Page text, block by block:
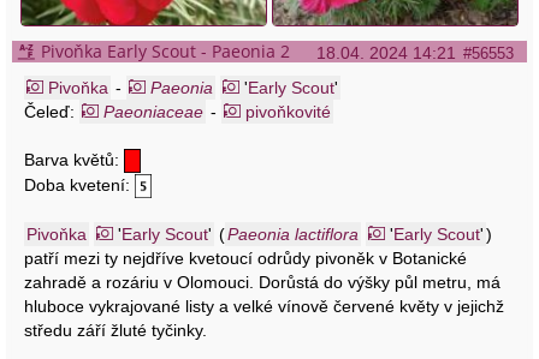
18.04. 2024 14:21 #56553
Pivoňka Early Scout - Paeonia 2
Pivoňka - Paeonia 'Early Scout'
Čeleď:
Paeoniaceae - pivoňkovité
Barva květů:
Doba kvetení:
Pivoňka 'Early Scout' (Paeonia lactiflora 'Early Scout')
patří mezi ty nejdříve kvetoucí odrůdy pivoněk v Botanické
zahradě a rozáriu v Olomouci. Dorůstá do výšky půl metru, má
hluboce vykrajované listy a velké vínově červené květy v jejichž
středu září žluté tyčinky.